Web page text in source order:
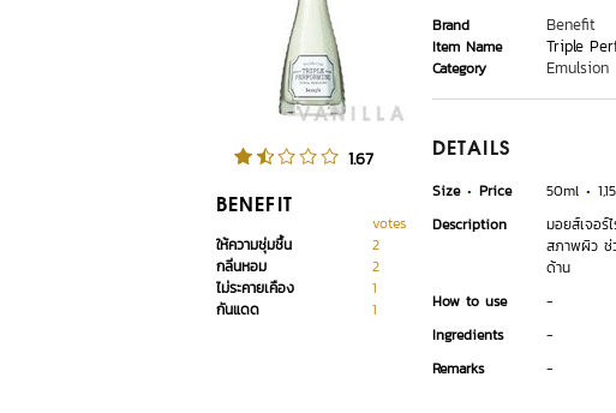
1.67
BENEFIT
votes
ให้ความชุ่มชื้น
2
กลิ่นหอม
2
ไม่ระคายเคือง
1
กันแดด
1
Brand Benefit
Item Name Triple
Category Emulsion
DETAILS
Size Price 50ml
Description
มอยส์เจอร์
สภาพผิว ช่
ด้าน
How to use
-
Ingredients
-
Remarks
-